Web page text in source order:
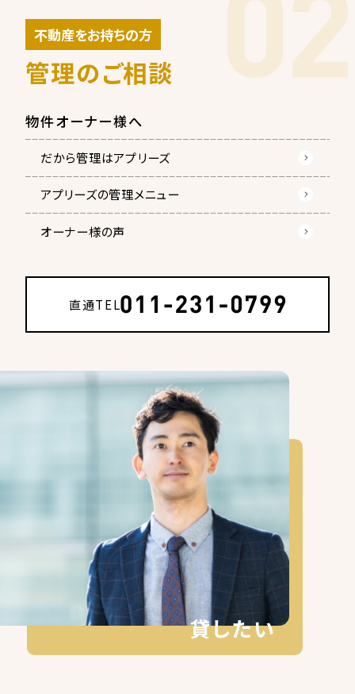
不動産をお持ちの方
管理のご相談
物件オーナー様へ
だから管理はアプリーズ
アプリーズの管理メニュー
オーナー様の声
直通TEL
貸したい